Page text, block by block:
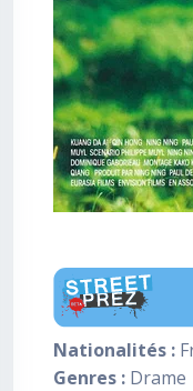
Nationalités :
Genres : Drame